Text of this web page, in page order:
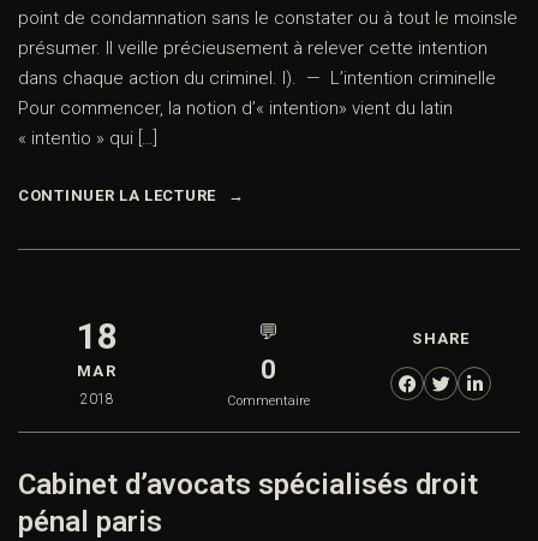
point de condamnation sans le constater ou à tout le moinsle
présumer. Il veille précieusement à relever cette intention
dans chaque action du criminel. I). — L’intention criminelle
Pour commencer, la notion d’« intention» vient du latin
« intentio » qui […]
CONTINUER LA LECTURE
18
MAR
2018
💬
0
Commentaire
SHARE
Cabinet d’avocats spécialisés droit
pénal paris